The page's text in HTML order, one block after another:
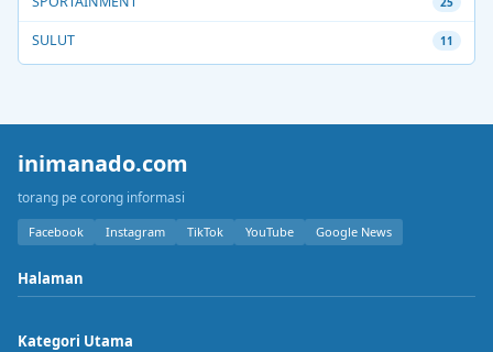
SULUT 11
inimanado.com
torang pe corong informasi
Facebook Instagram TikTok YouTube Google News
Halaman
Kategori Utama